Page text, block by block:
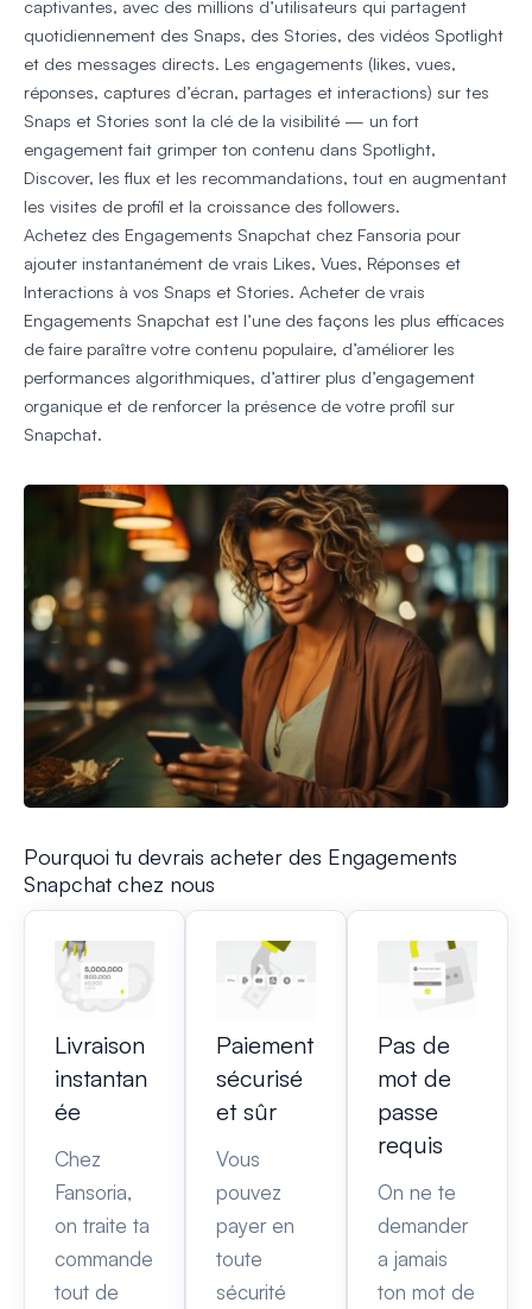
captivantes, avec des millions d’utilisateurs qui partagent
quotidiennement des Snaps, des Stories, des vidéos Spotlight
et des messages directs. Les engagements (likes, vues,
réponses, captures d’écran, partages et interactions) sur tes
Snaps et Stories sont la clé de la visibilité — un fort
engagement fait grimper ton contenu dans Spotlight,
Discover, les flux et les recommandations, tout en augmentant
les visites de profil et la croissance des followers.
Achetez des Engagements Snapchat chez Fansoria pour
ajouter instantanément de vrais Likes, Vues, Réponses et
Interactions à vos Snaps et Stories. Acheter de vrais
Engagements Snapchat est l’une des façons les plus efficaces
de faire paraître votre contenu populaire, d’améliorer les
performances algorithmiques, d’attirer plus d’engagement
organique et de renforcer la présence de votre profil sur
Snapchat.
Pourquoi tu devrais acheter des Engagements
Snapchat chez nous
Livraison
instantan
ée
Chez
Fansoria,
on traite ta
commande
tout de
Paiement
sécurisé
et sûr
Vous
pouvez
payer en
toute
sécurité
Pas de
mot de
passe
requis
On ne te
demander
a jamais
ton mot de